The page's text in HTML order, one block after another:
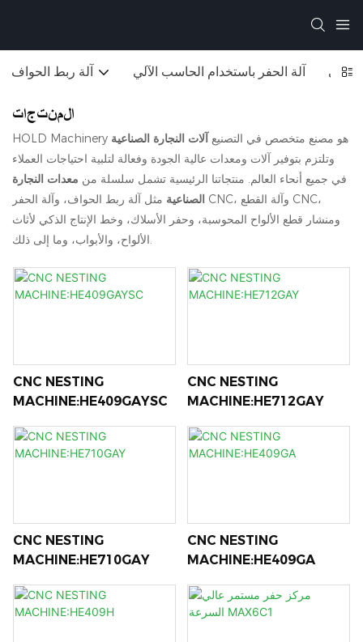
آلة ربط الحواف آلة الحفر باستخدام الحاسب الآلي الآلي
المنتجات
HOLD Machinery هو مصنع متخصص في التصنيع آلات النجارة الصناعية
وتلتزم بتوفير آلات ومعدات عالية الجودة وفعالة لتلبية احتياجات العملاء
في جميع أنحاء العالم. منتجاتنا الرئيسية تشمل سلسلة من معدات النجارة
الصناعية مثل آلة ربط الحواف، وآلة الحفر CNC، وآلة القطع CNC،
ومنشار قطع الألواح المحوسبة، وحفر الأسلاك، وخط الإنتاج الذكي لأثاث
الألواح، والأبواب، وما إلى ذلك.
CNC NESTING
MACHINE:HE409GAYSC
CNC NESTING
MACHINE:HE712GAY
CNC NESTING
MACHINE:HE710GAY
CNC NESTING
MACHINE:HE409GA